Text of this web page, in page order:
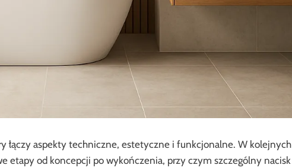
łączy aspekty techniczne, estetyczne i funkcjonalne. W kolejnych
etapy od koncepcji po wykończenia, przy czym szczególny nacisk